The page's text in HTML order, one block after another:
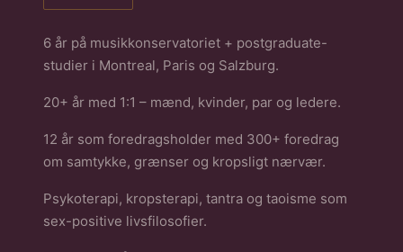
6 år på musikkonservatoriet + postgraduate-
studier i Montreal, Paris og Salzburg.
20+ år med 1:1 – mænd, kvinder, par og ledere.
12 år som foredragsholder med 300+ foredrag
om samtykke, grænser og kropsligt nærvær.
Psykoterapi, kropsterapi, tantra og taoisme som
sex-positive livsfilosofier.